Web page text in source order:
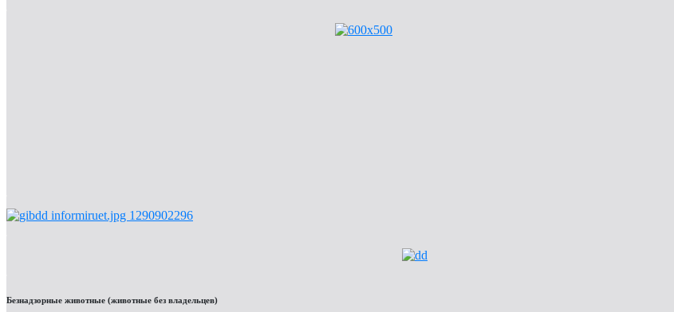
Безнадзорные животные (животные без владельцев)